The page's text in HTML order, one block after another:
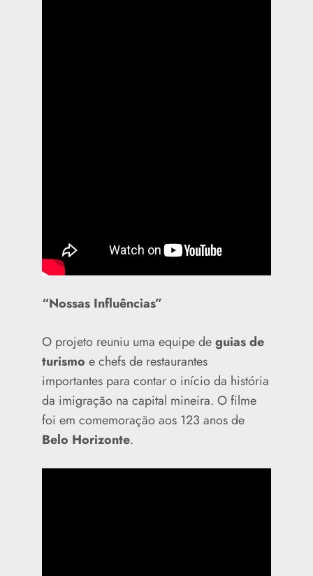
“Nossas Influências”
O projeto reuniu uma equipe deguias de
turismo e chefs de restaurantes
importantes para contar o início da história
da imigração na capital mineira. O filme
foi em comemoração aos 123 anos de
Belo Horizonte.